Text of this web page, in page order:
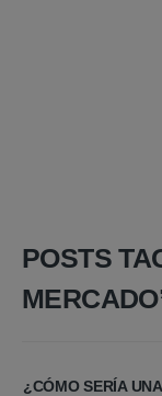
POSTS
¿CÓMO SERÍA